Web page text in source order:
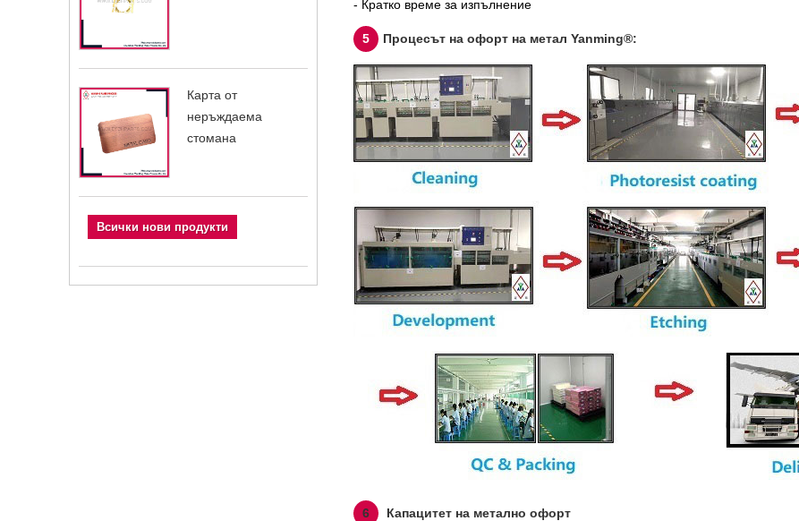
Карта от
неръждаема
стомана
Всички нови продукти
- Кратко време за изпълнение
5 Процесът на офорт на метал Yanming®:
6 Капацитет на метално офорт